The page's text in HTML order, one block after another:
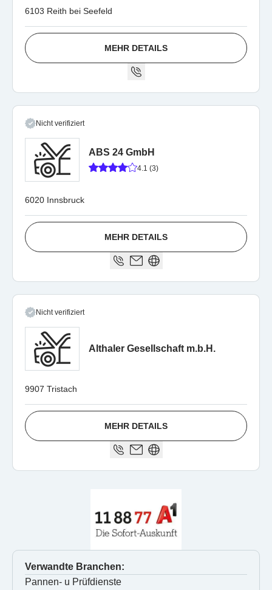
6103 Reith bei Seefeld
MEHR DETAILS
Nicht verifiziert
ABS 24 GmbH
4.1 (3)
6020 Innsbruck
MEHR DETAILS
Nicht verifiziert
Althaler Gesellschaft m.b.H.
9907 Tristach
MEHR DETAILS
Verwandte Branchen:
Pannen- u Prüfdienste